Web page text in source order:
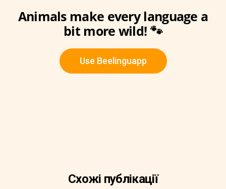
Animals make every language a
bit more wild! 🐾
Use Beelinguapp
Схожі публікації